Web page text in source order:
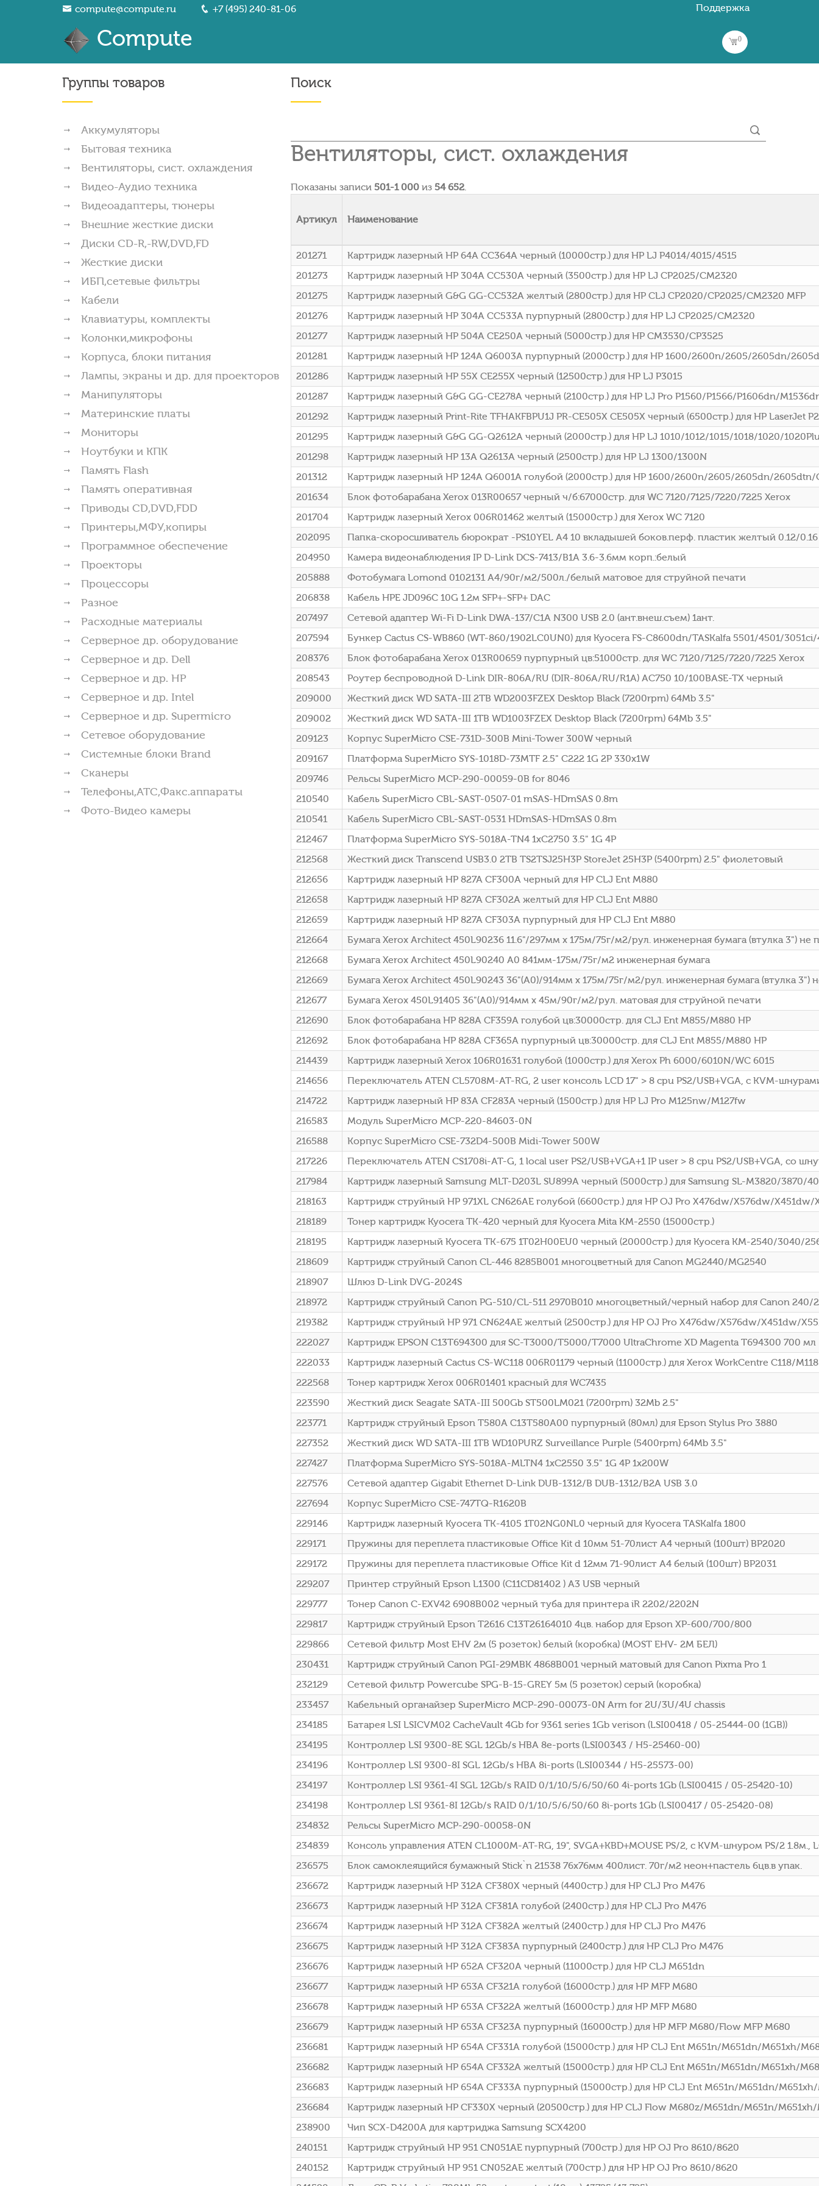
compute@compute.ru +7 (495) 240-81-06 Поддержка
Compute 0
Группы товаров
Аккумуляторы
Бытовая техника
Вентиляторы, сист. охлаждения
Видео-Аудио техника
Видеоадаптеры, тюнеры
Внешние жесткие диски
Диски CD-R,-RW,DVD,FD
Жесткие диски
ИБП,сетевые фильтры
Кабели
Клавиатуры, комплекты
Колонки,микрофоны
Корпуса, блоки питания
Лампы, экраны и др. для проекторов
Манипуляторы
Материнские платы
Мониторы
Ноутбуки и КПК
Память Flash
Память оперативная
Приводы CD,DVD,FDD
Принтеры,МФУ,копиры
Программное обеспечение
Проекторы
Процессоры
Разное
Расходные материалы
Серверное др. оборудование
Серверное и др. Dell
Серверное и др. HP
Серверное и др. Intel
Серверное и др. Supermicro
Сетевое оборудование
Системные блоки Brand
Сканеры
Телефоны,АТС,Факс.аппараты
Фото-Видео камеры
Поиск
Вентиляторы, сист. охлаждения
Показаны записи 501-1 000 из 54 652.
Артикул Наименование
201271
Картридж лазерный HP 64A CC364A черный (10000стр.) для HP LJ P4014/4015/4515
201273
Картридж лазерный HP 304A CC530A черный (3500стр.) для HP LJ CP2025/CM2320
201275
Картридж лазерный G&G GG-CC532A желтый (2800стр.) для HP CLJ CP2020/CP2025/CM2320 MFP
201276
Картридж лазерный HP 304A CC533A пурпурный (2800стр.) для HP LJ CP2025/CM2320
201277
Картридж лазерный HP 504A CE250A черный (5000стр.) для HP CM3530/CP3525
201281
Картридж лазерный HP 124A Q6003A пурпурный (2000стр.) для HP 1600/2600n/2605/2605dn/
201286
Картридж лазерный HP 55X CE255X черный (12500стр.) для HP LJ P3015
201287
Картридж лазерный G&G GG-CE278A черный (2100стр.) для HP LJ Pro P1560/P1566/P1606dn/
201292
Картридж лазерный Print-Rite TFHAKFBPU1J PR-CE505X CE505X черный (6500стр.) для HP LaserJet
201295
Картридж лазерный G&G GG-Q2612A черный (2000стр.) для HP LJ 1010/1012/1015/1018/1020/
201298
Картридж лазерный HP 13A Q2613A черный (2500стр.) для HP LJ 1300/1300N
201312
Картридж лазерный HP 124A Q6001A голубой (2000стр.) для HP 1600/2600n/2605/2605dn/2605dtn/
201634
Блок фотобарабана Xerox 013R00657 черный ч/б:67000стр. для WC 7120/7125/7220/7225 Xerox
201704
Картридж лазерный Xerox 006R01462 желтый (15000стр.) для Xerox WC 7120
202095
Папка-скоросшиватель бюрократ -PS10YEL A4 10 вкладышей боков.перф. пластик желтый 0.12/0.16
204950
Камера видеонаблюдения IP D-Link DCS-7413/B1A 3.6-3.6мм корп.:белый
205888
Фотобумага Lomond 0102131 A4/90г/м2/500л./белый матовое для струйной печати
206838
Кабель HPE JD096C 10G 1.2м SFP+-SFP+ DAC
207497
Сетевой адаптер Wi-Fi D-Link DWA-137/C1A N300 USB 2.0 (ант.внеш.съем) 1ант.
207594
Бункер Cactus CS-WB860 (WT-860/1902LC0UN0) для Kyocera FS-C8600dn/TASKalfa 5501/4501/
208376
Блок фотобарабана Xerox 013R00659 пурпурный цв:51000стр. для WC 7120/7125/7220/7225 Xerox
208543
Роутер беспроводной D-Link DIR-806A/RU (DIR-806A/RU/R1A) AC750 10/100BASE-TX черный
209000
Жесткий диск WD SATA-III 2TB WD2003FZEX Desktop Black (7200rpm) 64Mb 3.5"
209002
Жесткий диск WD SATA-III 1TB WD1003FZEX Desktop Black (7200rpm) 64Mb 3.5"
209123
Корпус SuperMicro CSE-731D-300B Mini-Tower 300W черный
209167
Платформа SuperMicro SYS-1018D-73MTF 2.5" C222 1G 2P 330x1W
209746
Рельсы SuperMicro MCP-290-00059-0B for 8046
210540
Кабель SuperMicro CBL-SAST-0507-01 mSAS-HDmSAS 0.8m
210541
Кабель SuperMicro CBL-SAST-0531 HDmSAS-HDmSAS 0.8m
212467
Платформа SuperMicro SYS-5018A-TN4 1xC2750 3.5" 1G 4P
212568
Жесткий диск Transcend USB3.0 2TB TS2TSJ25H3P StoreJet 25H3P (5400rpm) 2.5" фиолетовый
212656
Картридж лазерный HP 827A CF300A черный для HP CLJ Ent M880
212658
Картридж лазерный HP 827A CF302A желтый для HP CLJ Ent M880
212659
Картридж лазерный HP 827A CF303A пурпурный для HP CLJ Ent M880
212664
Бумага Xerox Architect 450L90236 11.6"/297мм х 175м/75г/м2/рул. инженерная бумага (втулка 3") не
212668
Бумага Xerox Architect 450L90240 A0 841мм-175м/75г/м2 инженерная бумага
212669
Бумага Xerox Architect 450L90243 36"(A0)/914мм х 175м/75г/м2/рул. инженерная бумага (втулка 3")
212677
Бумага Xerox 450L91405 36"(A0)/914мм х 45м/90г/м2/рул. матовая для струйной печати
212690
Блок фотобарабана HP 828A CF359A голубой цв:30000стр. для CLJ Ent M855/M880 HP
212692
Блок фотобарабана HP 828A CF365A пурпурный цв:30000стр. для CLJ Ent M855/M880 HP
214439
Картридж лазерный Xerox 106R01631 голубой (1000стр.) для Xerox Ph 6000/6010N/WC 6015
214656
Переключатель ATEN CL5708M-AT-RG, 2 user консоль LCD 17" > 8 cpu PS2/USB+VGA, с KVM-
214722
Картридж лазерный HP 83A CF283A черный (1500стр.) для HP LJ Pro M125nw/M127fw
216583
Модуль SuperMicro MCP-220-84603-0N
216588
Корпус SuperMicro CSE-732D4-500B Midi-Tower 500W
217226
Переключатель ATEN CS1708i-AT-G, 1 local user PS2/USB+VGA+1 IP user > 8 cpu PS2/USB+VGA, со
217984
Картридж лазерный Samsung MLT-D203L SU899A черный (5000стр.) для Samsung SL-M3820/3870/
218163
Картридж струйный HP 971XL CN626AE голубой (6600стр.) для HP OJ Pro X476dw/X576dw/X451dw/
218189
Тонер картридж Kyocera TK-420 черный для Kyocera Mita KM-2550 (15000стр.)
218195
Картридж лазерный Kyocera TK-675 1T02H00EU0 черный (20000стр.) для Kyocera KM-2540/3040/
218609
Картридж струйный Canon CL-446 8285B001 многоцветный для Canon MG2440/MG2540
218907
Шлюз D-Link DVG-2024S
218972
Картридж струйный Canon PG-510/CL-511 2970B010 многоцветный/черный набор для Canon
219382
Картридж струйный HP 971 CN624AE желтый (2500стр.) для HP OJ Pro X476dw/X576dw/X451dw/
222027
Картридж EPSON C13T694300 для SC-T3000/T5000/T7000 UltraChrome XD Magenta T694300 700 мл
222033
Картридж лазерный Cactus CS-WC118 006R01179 черный (11000стр.) для Xerox WorkCentre C118/M118
222568
Тонер картридж Xerox 006R01401 красный для WC7435
223590
Жесткий диск Seagate SATA-III 500Gb ST500LM021 (7200rpm) 32Mb 2.5"
223771
Картридж струйный Epson T580A C13T580A00 пурпурный (80мл) для Epson Stylus Pro 3880
227352
Жесткий диск WD SATA-III 1TB WD10PURZ Surveillance Purple (5400rpm) 64Mb 3.5"
227427
Платформа SuperMicro SYS-5018A-MLTN4 1xC2550 3.5" 1G 4P 1x200W
227576
Сетевой адаптер Gigabit Ethernet D-Link DUB-1312/B DUB-1312/B2A USB 3.0
227694
Корпус SuperMicro CSE-747TQ-R1620B
229146
Картридж лазерный Kyocera TK-4105 1T02NG0NL0 черный для Kyocera TASKalfa 1800
229171
Пружины для переплета пластиковые Office Kit d 10мм 51-70лист A4 черный (100шт) BP2020
229172
Пружины для переплета пластиковые Office Kit d 12мм 71-90лист A4 белый (100шт) BP2031
229207
Принтер струйный Epson L1300 (C11CD81402 ) A3 USB черный
229777
Тонер Canon C-EXV42 6908B002 черный туба для принтера iR 2202/2202N
229817
Картридж струйный Epson T2616 C13T26164010 4цв. набор для Epson XP-600/700/800
229866
Сетевой фильтр Most EHV 2м (5 розеток) белый (коробка) (МОSТ ЕНV- 2М БЕЛ)
230431
Картридж струйный Canon PGI-29MBK 4868B001 черный матовый для Canon Pixma Pro 1
232129
Сетевой фильтр Powercube SPG-B-15-GREY 5м (5 розеток) серый (коробка)
233457
Кабельный органайзер SuperMicro MCP-290-00073-0N Arm for 2U/3U/4U chassis
234185
Батарея LSI LSICVM02 CacheVault 4Gb for 9361 series 1Gb verison (LSI00418 / 05-25444-00 (1GB))
234195
Контроллер LSI 9300-8E SGL 12Gb/s HBA 8e-ports (LSI00343 / H5-25460-00)
234196
Контроллер LSI 9300-8I SGL 12Gb/s HBA 8i-ports (LSI00344 / H5-25573-00)
234197
Контроллер LSI 9361-4I SGL 12Gb/s RAID 0/1/10/5/6/50/60 4i-ports 1Gb (LSI00415 / 05-25420-10)
234198
Контроллер LSI 9361-8I 12Gb/s RAID 0/1/10/5/6/50/60 8i-ports 1Gb (LSI00417 / 05-25420-08)
234832
Рельсы SuperMicro MCP-290-00058-0N
234839
Консоль управления ATEN CL1000M-AT-RG, 19", SVGA+KBD+MOUSE PS/2, с KVM-шнуром PS/2 1.8м.,
236575
Блок самоклеящийся бумажный Stick`n 21538 76x76мм 400лист. 70г/м2 неон+пастель 6цв.в упак.
236672
Картридж лазерный HP 312A CF380X черный (4400стр.) для HP CLJ Pro M476
236673
Картридж лазерный HP 312A CF381A голубой (2400стр.) для HP CLJ Pro M476
236674
Картридж лазерный HP 312A CF382A желтый (2400стр.) для HP CLJ Pro M476
236675
Картридж лазерный HP 312A CF383A пурпурный (2400стр.) для HP CLJ Pro M476
236676
Картридж лазерный HP 652A CF320A черный (11000стр.) для HP CLJ M651dn
236677
Картридж лазерный HP 653A CF321A голубой (16000стр.) для HP MFP M680
236678
Картридж лазерный HP 653A CF322A желтый (16000стр.) для HP MFP M680
236679
Картридж лазерный HP 653A CF323A пурпурный (16000стр.) для HP MFP M680/Flow MFP M680
236681
Картридж лазерный HP 654A CF331A голубой (15000стр.) для HP CLJ Ent M651n/M651dn/M651xh/
236682
Картридж лазерный HP 654A CF332A желтый (15000стр.) для HP CLJ Ent M651n/M651dn/M651xh/
236683
Картридж лазерный HP 654A CF333A пурпурный (15000стр.) для HP CLJ Ent M651n/M651dn/
236684
Картридж лазерный HP CF330X черный (20500стр.) для HP CLJ Flow M680z/M651dn/M651n/
238900
Чип SCX-D4200A для картриджа Samsung SCX4200
240151
Картридж струйный HP 951 CN051AE пурпурный (700стр.) для HP OJ Pro 8610/8620
240152
Картридж струйный HP 951 CN052AE желтый (700стр.) для HP HP OJ Pro 8610/8620